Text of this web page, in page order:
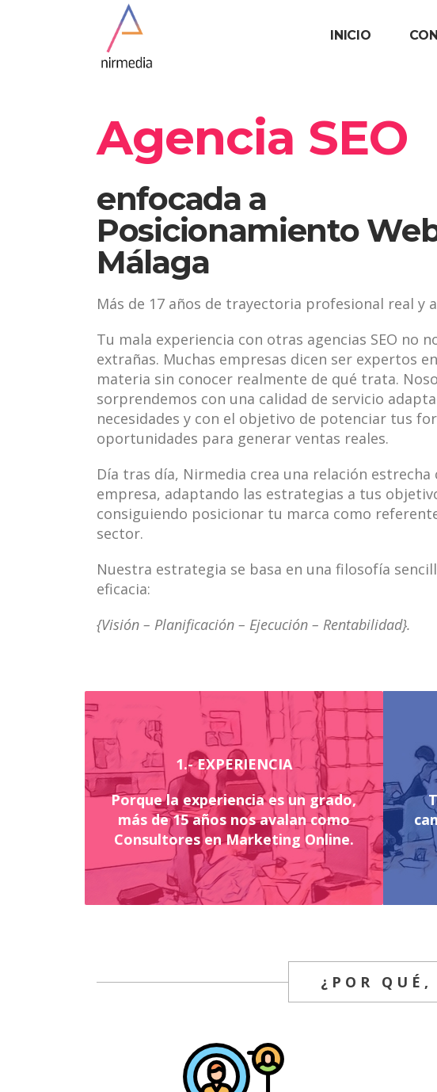
INICIO
Agencia SEO
enfocada a
Posicionamiento
Málaga
Más de 17 años de trayectoria profesional real y
Tu mala experiencia con otras agencias SEO no
extrañas. Muchas empresas dicen ser expertos
materia sin conocer realmente de qué trata.
sorprendemos con una calidad de servicio
necesidades y con el objetivo de potenciar tus
oportunidades para generar ventas reales.
Día tras día, Nirmedia crea una relación estrecha
empresa, adaptando las estrategias a tus
consiguiendo posicionar tu marca como
sector.
Nuestra estrategia se basa en una filosofía
eficacia:
{Visión – Planificación – Ejecución – Rentabilidad}.
1.- EXPERIENCIA
Porque la experiencia es un grado,
más de 15 años nos avalan como
Consultores en Marketing Online.
¿POR